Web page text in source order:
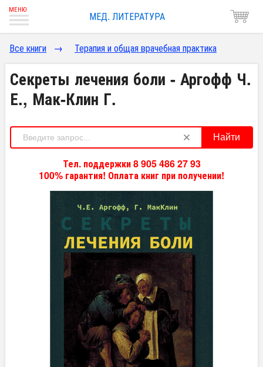
МЕД. ЛИТЕРАТУРА
Все книги → Терапия и общая врачебная практика
Секреты лечения боли - Аргофф Ч.
Е., Мак-Клин Г.
Найти
Тел. поддержки 8 905 486 27 93
100% гарантия! Оплата книг при получении!